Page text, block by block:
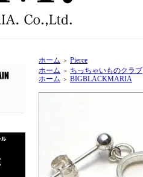
ホーム ＞ Pierce
ホーム ＞ ちっちゃいものクラブ
ホーム ＞ BIGBLACKMARIA